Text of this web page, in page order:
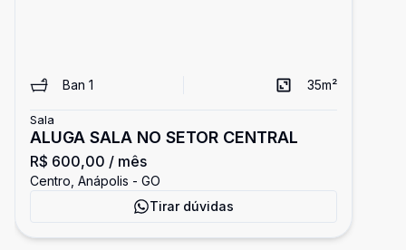
Ban 1 35m²
Sala
ALUGA SALA NO SETOR CENTRAL
R$ 600,00 / mês
Centro, Anápolis - GO
Tirar dúvidas